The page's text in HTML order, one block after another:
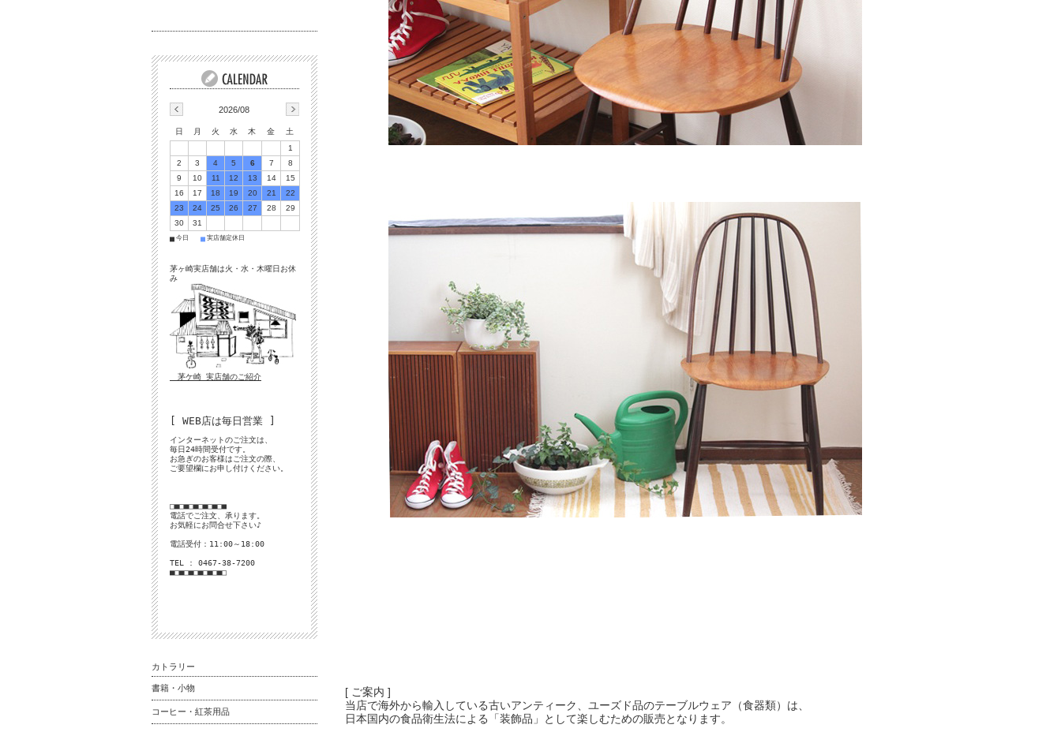
[ ご案内 ]
当店で海外から輸入している古いアンティーク、ユーズド品のテーブルウェア（食器類）は、
日本国内の食品衛生法による「装飾品」として楽しむための販売となります。
2026/08
日 月 火 水 木 金
土
1
2
3 4 5 6 7
8
9
10 11 12 13 14
15
16
17 18 19 20 21
22
23
24 25 26 27 28
29
30
31
■ 今日 ■ 実店舗定休日
茅ヶ崎実店舗は火・水・木曜日お休
み
茅ケ崎 実店舗のご紹介
[ WEB店は毎日営業 ]
インターネットのご注文は、
毎日24時間受付です。
お急ぎのお客様はご注文の際、
ご要望欄にお申し付けください。
□■□■□■□■□■□■
電話でご注文、承ります。
お気軽にお問合せ下さい♪
電話受付：11:00～18:00
TEL : 0467-38-7200
■□■□■□■□■□■□
カトラリー
書籍・小物
コーヒー・紅茶用品